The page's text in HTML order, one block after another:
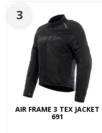
3
AIR FRAME 3 TEX JACKET
691